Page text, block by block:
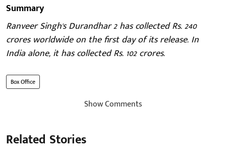
Summary
Ranveer Singh's Durandhar 2 has collected Rs. 240
crores worldwide on the first day of its release. In
India alone, it has collected Rs. 102 crores.
Box Office
Show Comments
Related Stories